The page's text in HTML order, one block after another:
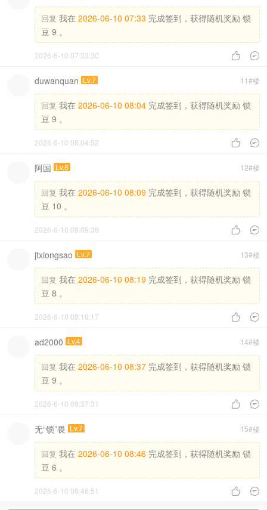
回复 我在 2026-06-10 07:33 完成签到，获得随机奖励 锁
豆 9 。
 
2026-6-10 07:33:30
11#楼
duwanquan Lv.7
回复 我在 2026-06-10 08:04 完成签到，获得随机奖励 锁
豆 9 。
 
2026-6-10 08:04:52
12#楼
阿国 Lv.8
回复 我在 2026-06-10 08:09 完成签到，获得随机奖励 锁
豆 10 。
 
2026-6-10 08:09:38
13#楼
jtxiongsao Lv.7
回复 我在 2026-06-10 08:19 完成签到，获得随机奖励 锁
豆 8 。
 
2026-6-10 08:19:17
14#楼
ad2000 Lv.4
回复 我在 2026-06-10 08:37 完成签到，获得随机奖励 锁
豆 9 。
 
2026-6-10 08:37:31
15#楼
无“锁”畏 Lv.7
回复 我在 2026-06-10 08:46 完成签到，获得随机奖励 锁
豆 6 。
 
2026-6-10 08:46:51